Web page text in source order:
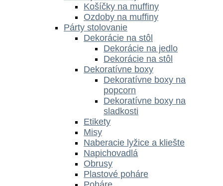
Košíčky na muffiny
Ozdoby na muffiny
Párty stolovanie
Dekorácie na stôl
Dekorácie na jedlo
Dekorácie na stôl
Dekoratívne boxy
Dekoratívne boxy na
popcorn
Dekoratívne boxy na
sladkosti
Etikety
Misy
Naberacie lyžice a kliešte
Napichovadlá
Obrusy
Plastové poháre